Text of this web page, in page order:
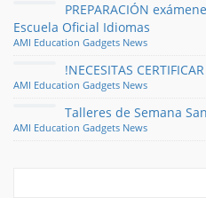
PREPARACIÓN
Escuela Oficial Idiomas
AMI Education Gadgets News
!NECESITAS
AMI Education Gadgets News
Talleres de Semana
AMI Education Gadgets News